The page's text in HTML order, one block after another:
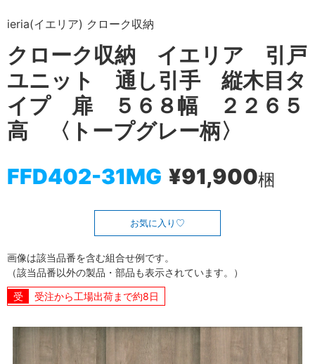
ieria(イエリア) クローク収納
クローク収納 イエリア 引戸
ユニット 通し引手 縦木目タ
イプ 扉 ５６８幅 ２２６５
高 〈トープグレー柄〉
FFD402-31MG ¥91,900梱
お気に入り
画像は該当品番を含む組合せ例です。
（該当品番以外の製品・部品も表示されています。）
受注から工場出荷まで約8日